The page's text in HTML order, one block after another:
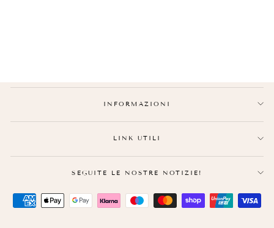
INFORMAZIONI
LINK UTILI
SEGUITE LE NOSTRE NOTIZIE!